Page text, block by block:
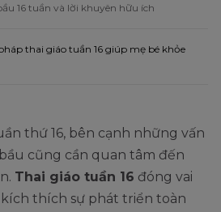
16 tuần và lời khuyên hữu ích
thai giáo tuần 16 giúp mẹ bé khỏe
thứ 16, bên cạnh những vấn
cũng cần quan tâm đến
Thai giáo tuần 16 đóng vai
thích sự phát triển toàn